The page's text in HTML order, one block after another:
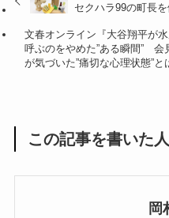
セクハラ99の町長
文春オンライン『大谷翔平が
呼ぶのをやめた”ある瞬間” 会
が気づいた”痛切な心理状態”と
この記事を書いた人
岡